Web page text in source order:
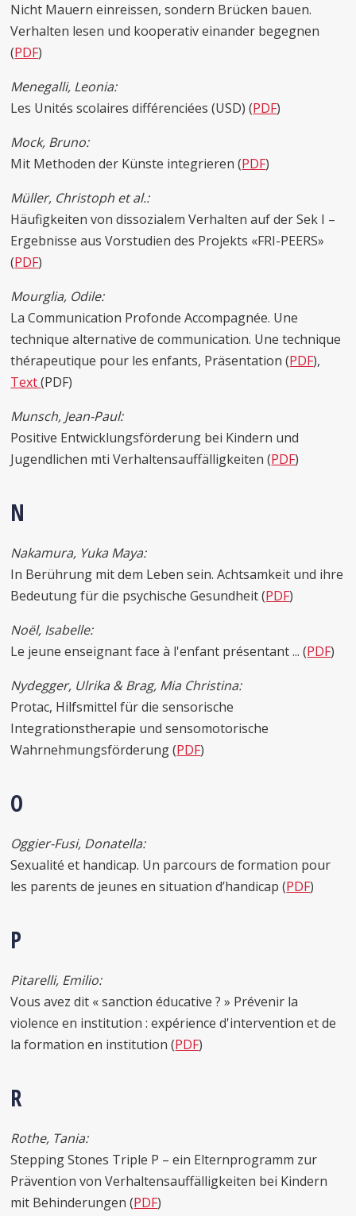
Nicht Mauern einreissen, sondern Brücken bauen.
Verhalten lesen und kooperativ einander begegnen
(PDF)
Menegalli, Leonia:
Les Unités scolaires différenciées (USD) (PDF)
Mock, Bruno:
Mit Methoden der Künste integrieren (PDF)
Müller, Christoph et al.:
Häufigkeiten von dissozialem Verhalten auf der Sek I –
Ergebnisse aus Vorstudien des Projekts «FRI-PEERS»
(PDF)
Mourglia, Odile:
La Communication Profonde Accompagnée. Une
technique alternative de communication. Une technique
thérapeutique pour les enfants, Präsentation (PDF),
Text(PDF)
Munsch, Jean-Paul:
Positive Entwicklungsförderung bei Kindern und
Jugendlichen mti Verhaltensauffälligkeiten (PDF)
N
Nakamura, Yuka Maya:
In Berührung mit dem Leben sein. Achtsamkeit und ihre
Bedeutung für die psychische Gesundheit (PDF)
Noël, Isabelle:
Le jeune enseignant face à l'enfant présentant ... (PDF)
Nydegger, Ulrika & Brag, Mia Christina:
Protac, Hilfsmittel für die sensorische
Integrationstherapie und sensomotorische
Wahrnehmungsförderung (PDF)
O
Oggier-Fusi, Donatella:
Sexualité et handicap. Un parcours de formation pour
les parents de jeunes en situation d’handicap (PDF)
P
Pitarelli, Emilio:
Vous avez dit « sanction éducative ? » Prévenir la
violence en institution : expérience d'intervention et de
la formation en institution (PDF)
R
Rothe, Tania:
Stepping Stones Triple P – ein Elternprogramm zur
Prävention von Verhaltensauffälligkeiten bei Kindern
mit Behinderungen (PDF)